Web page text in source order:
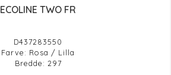
ECOLINE TWO FR
D437283550
Farve: Rosa / Lilla
Bredde: 297